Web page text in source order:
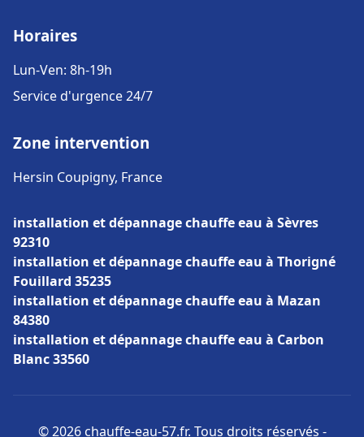
Horaires
Lun-Ven: 8h-19h
Service d'urgence 24/7
Zone intervention
Hersin Coupigny, France
installation et dépannage chauffe eau à Sèvres
92310
installation et dépannage chauffe eau à Thorigné
Fouillard 35235
installation et dépannage chauffe eau à Mazan
84380
installation et dépannage chauffe eau à Carbon
Blanc 33560
© 2026 chauffe-eau-57.fr. Tous droits réservés -